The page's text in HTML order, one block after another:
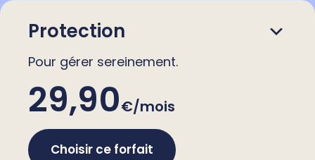
Protection
Pour gérer sereinement.
29,90€/mois
Choisir ce forfait